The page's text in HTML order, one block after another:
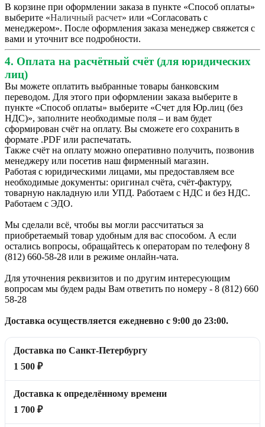
В корзине при оформлении заказа в пункте «Способ оплаты»
выберите «Наличный расчет» или «Согласовать с
менеджером». После оформления заказа менеджер свяжется с
вами и уточнит все подробности.
4. Оплата на расчётный счёт (для юридических
лиц)
Вы можете оплатить выбранные товары банковским
переводом. Для этого при оформлении заказа выберите в
пункте «Способ оплаты» выберите «Счет для Юр.лиц (без
НДС)», заполните необходимые поля – и вам будет
сформирован счёт на оплату. Вы сможете его сохранить в
формате .PDF или распечатать.
Также счёт на оплату можно оперативно получить, позвонив
менеджеру или посетив наш фирменный магазин.
Работая с юридическими лицами, мы предоставляем все
необходимые документы: оригинал счёта, счёт-фактуру,
товарную накладную или УПД. Работаем с НДС и без НДС.
Работаем с ЭДО.
Мы сделали всё, чтобы вы могли рассчитаться за
приобретаемый товар удобным для вас способом. А если
остались вопросы, обращайтесь к операторам по телефону 8
(812) 660-58-28 или в режиме онлайн-чата.
Для уточнения реквизитов и по другим интересующим
вопросам мы будем рады Вам ответить по номеру - 8 (812) 660
58-28
Доставка осуществляется ежедневно с 9:00 до 23:00.
Доставка по Санкт-Петербургу
1 500 ₽
Доставка к определённому времени
1 700 ₽